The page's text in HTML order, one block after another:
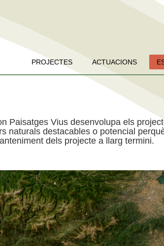
PROJECTES ACTUACIONS
Paisatges Vius desenvolupa els
naturals destacables o potencial
dels projecte a llarg termini.